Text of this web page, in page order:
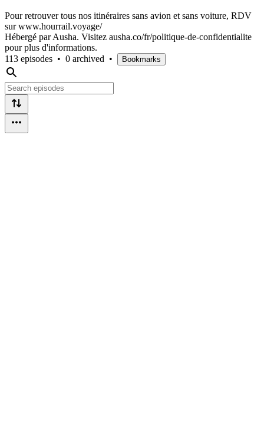
Pour retrouver tous nos itinéraires sans avion et sans voiture, RDV
sur www.hourrail.voyage/
Hébergé par Ausha. Visitez ausha.co/fr/politique-de-confidentialite
pour plus d'informations.
113 episodes • 0 archived • Bookmarks